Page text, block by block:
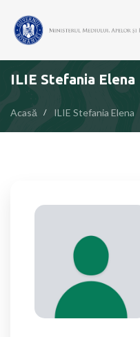
ILIE Stefania Elena
Acasă ILIE Stefania Elena